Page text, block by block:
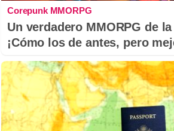
Corepunk MMORPG
Un verdadero MMORPG de
¡Cómo los de antes, pero